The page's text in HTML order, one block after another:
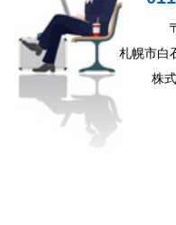
札幌市白
株